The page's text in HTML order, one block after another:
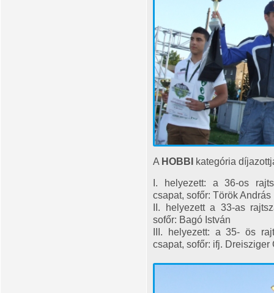
A HOBBI kategória
I. helyezett: a 36-os
csapat, sofőr: Török András
II. helyezett a 33-as
sofőr: Bagó István
III. helyezett: a 35- ös
csapat, sofőr: ifj. Dreisziger